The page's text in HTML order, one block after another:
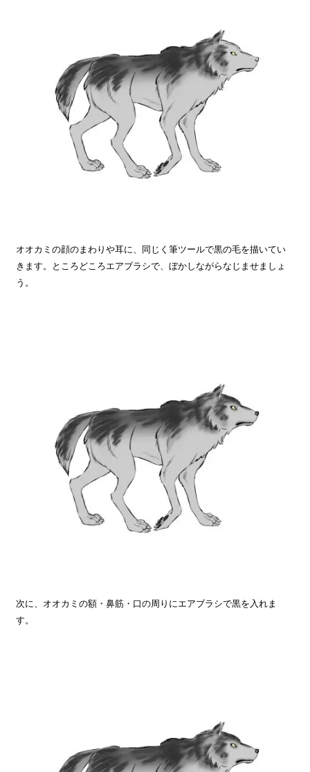
オオカミの顔のまわりや耳に、同じく筆ツールで黒の毛を描いてい
きます。ところどころエアブラシで、ぼかしながらなじませましょ
う。
次に、オオカミの額・鼻筋・口の周りにエアブラシで黒を入れま
す。